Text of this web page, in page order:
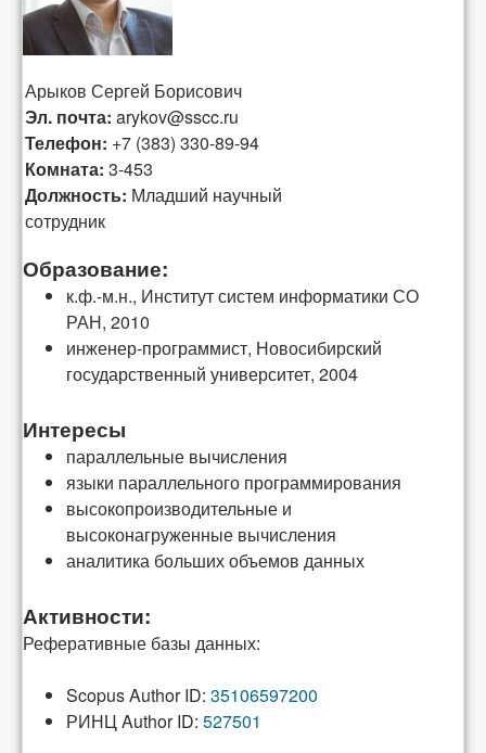
Арыков Сергей Борисович
Эл. почта: arykov@sscc.ru
Телефон: +7 (383) 330-89-94
Комната: 3-453
Должность: Младший научный
сотрудник
Образование:
к.ф.-м.н., Институт систем информатики СО
РАН, 2010
инженер-программист, Новосибирский
государственный университет, 2004
Интересы
параллельные вычисления
языки параллельного программирования
высокопроизводительные и
высоконагруженные вычисления
аналитика больших объемов данных
Активности:
Реферативные базы данных:
Scopus Author ID: 35106597200
РИНЦ Author ID: 527501